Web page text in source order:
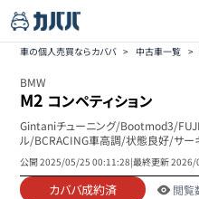
車の個人売買ならカババ > 中古車一覧 >
BMW
M2 コンペティション
Gintaniチューニング/Bootmod3/
ル/BCRACING車高調/状態良好/サー
公開2025/05/25 00:11:28|最終更新2026/
カババ成約済 閲覧